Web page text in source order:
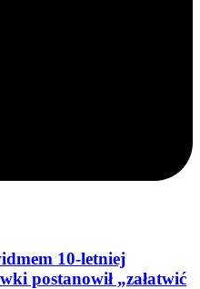
10-letniej
postanowił „załatwić